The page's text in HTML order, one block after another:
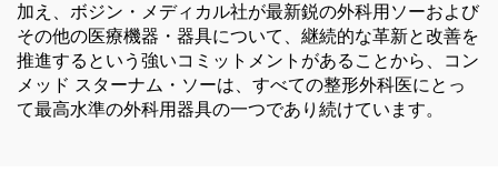
加え、ボジン・メディカル社が最新鋭の外科用ソーおよび
その他の医療機器・器具について、継続的な革新と改善を
推進するという強いコミットメントがあることから、コン
メッド スターナム・ソーは、すべての整形外科医にとっ
て最高水準の外科用器具の一つであり続けています。